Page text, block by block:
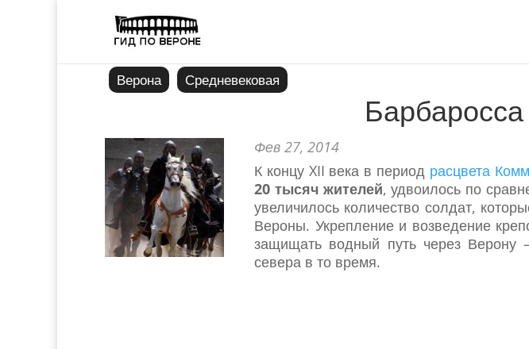
Верона Средневековая
Фев 27, 2014
К концу XII века в период расцвета
20 тысяч жителей, удвоилось по
увеличилось количество солдат,
Вероны. Укрепление и возведение
защищать водный путь через Верону
севера в то время.